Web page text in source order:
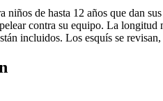
niños de hasta 12 años que dan
contra su equipo. La
incluidos. Los esquís se